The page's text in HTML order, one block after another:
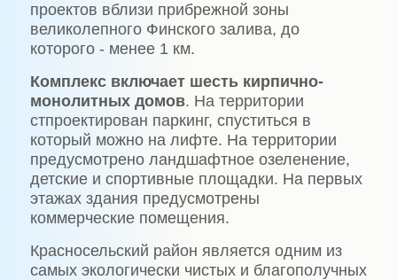
проектов вблизи прибрежной зоны
великолепного Финского залива, до
которого - менее 1 км.
Комплекс включает шесть кирпично-
монолитных домов. На территории
стпроектирован паркинг, спуститься в
который можно на лифте. На территории
предусмотрено ландшафтное озеленение,
детские и спортивные площадки. На первых
этажах здания предусмотрены
коммерческие помещения.
Красносельский район является одним из
самых экологически чистых и благополучных